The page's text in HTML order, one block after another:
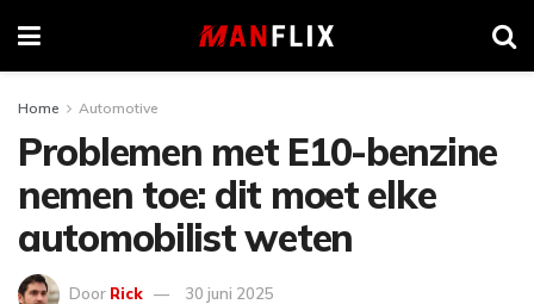
Home Automotive
Problemen met E10-benzine
nemen toe: dit moet elke
automobilist weten
Door Rick 30 juni 2025